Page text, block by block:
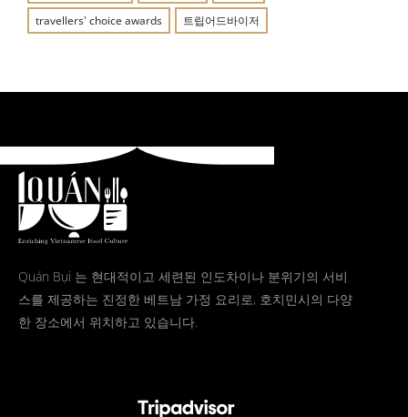
travellers' choice awards
트립어드바이저
Quán Bụi 는 현대적이고 세련된 인도차이나 분위기의 서비
스를 제공하는 진정한 베트남 가정 요리로, 호치민시의 다양
한 장소에서 위치하고 있습니다.